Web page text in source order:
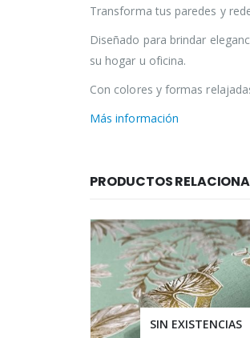
Transforma tus paredes y
Diseñado para brindar
su hogar u oficina.
Con colores y formas
Más información
PRODUCTOS
SIN EXISTENCIAS